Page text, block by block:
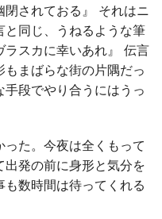
閉されておる』 それはニ
と同じ、うねるような筆
スカに幸いあれ』 伝言
まばらな街の片隅だっ
段でやり合うにはうっ
た。今夜は全くもって
発の前に身形と気分を
数時間は待ってくれる